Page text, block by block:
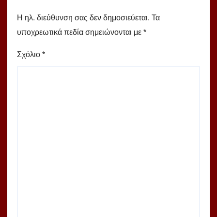
Η ηλ. διεύθυνση σας δεν δημοσιεύεται. Τα
υποχρεωτικά πεδία σημειώνονται με *
Σχόλιο *